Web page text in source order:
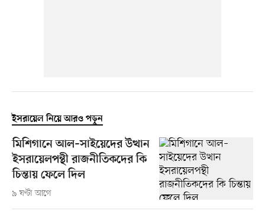
ইসরায়েল নিয়ে আরও পড়ুন
মিশিগানে আল–সাইয়েদের উত্থান
ইসরায়েলপন্থী রাজনীতিকদের কি
চিন্তায় ফেলে দিল
৯ ঘণ্টা আগে